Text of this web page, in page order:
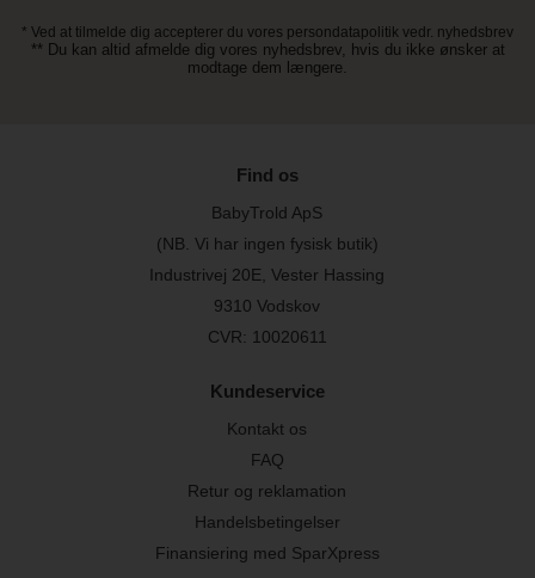
* Ved at tilmelde dig accepterer du vores persondatapolitik vedr. nyhedsbrev
** Du kan altid afmelde dig vores nyhedsbrev, hvis du ikke ønsker at
modtage dem længere.
Find os
BabyTrold ApS
(NB. Vi har ingen fysisk butik)
Industrivej 20E, Vester Hassing
9310 Vodskov
CVR: 10020611
Kundeservice
Kontakt os
FAQ
Retur og reklamation
Handelsbetingelser
Finansiering med SparXpress